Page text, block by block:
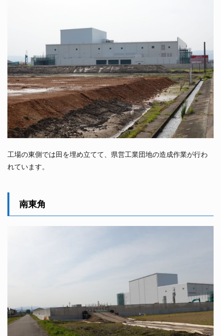
工場の東側では田を埋め立てて、県営工業団地の造成作業が行わ
れています。
南東角